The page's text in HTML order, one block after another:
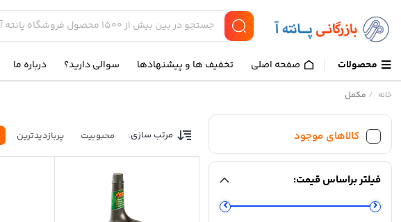
محصولات صفحه اصلی تخفیف ها و پیشنهادها سوالی دارید؟ درباره ما
خانه / مکمل
کالاهای موجود
فیلتر براساس قیمت:
مرتب سازی: محبوبیت پربازدیدترین